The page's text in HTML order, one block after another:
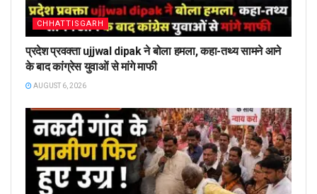
CHHATTISGARH
प्रदेश प्रवक्ता ujjwal dipak ने बोला हमला, कहा-तथ्य सामने आने
के बाद कांग्रेस युवाओं से मांगे माफी
AUGUST 6, 2026